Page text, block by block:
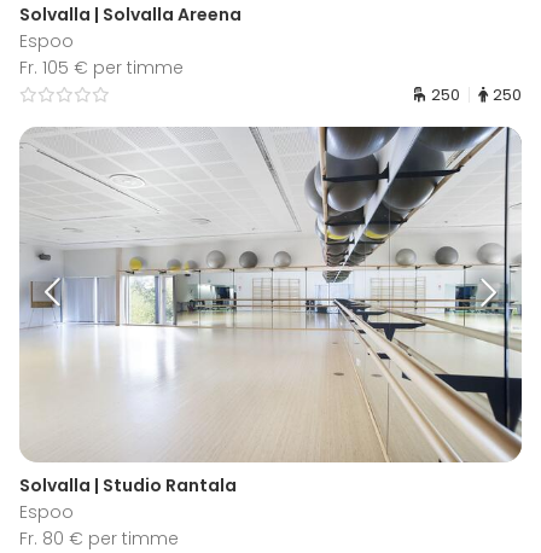
Solvalla | Solvalla Areena
Espoo
Fr. 105 € per timme
250 250
Solvalla | Studio Rantala
Espoo
Fr. 80 € per timme